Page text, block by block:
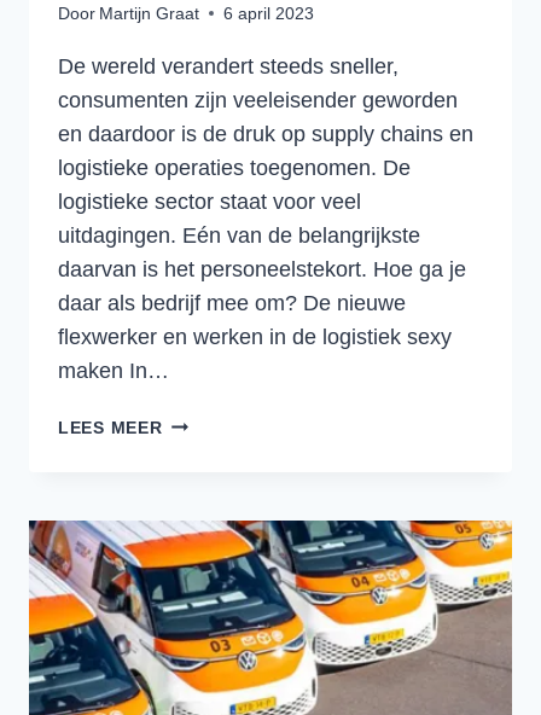
Door Martijn Graat 6 april 2023
De wereld verandert steeds sneller,
consumenten zijn veeleisender geworden
en daardoor is de druk op supply chains en
logistieke operaties toegenomen. De
logistieke sector staat voor veel
uitdagingen. Eén van de belangrijkste
daarvan is het personeelstekort. Hoe ga je
daar als bedrijf mee om? De nieuwe
flexwerker en werken in de logistiek sexy
maken In…
LEES MEERDE
PERSONEELSTEKORTEN
IN
DE
LOGISTIEK